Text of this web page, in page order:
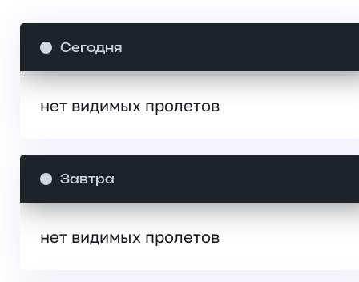
Сегодня
нет видимых пролетов
Завтра
нет видимых пролетов